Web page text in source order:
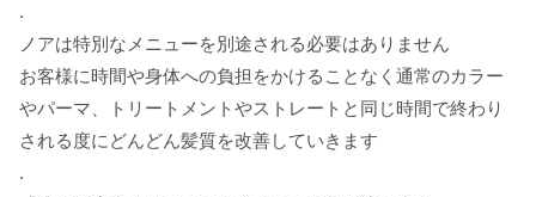
.
ノアは特別なメニューを別途される必要はありません
お客様に時間や身体への負担をかけることなく通常のカラー
やパーマ、トリートメントやストレートと同じ時間で終わり
される度にどんどん髪質を改善していきます
.